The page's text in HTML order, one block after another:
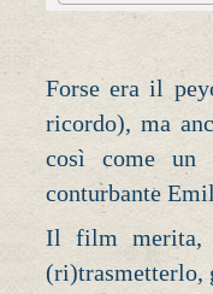
Forse era il
ricordo), ma
così come un
conturbante
Il film merita,
(ri)trasmetterlo,